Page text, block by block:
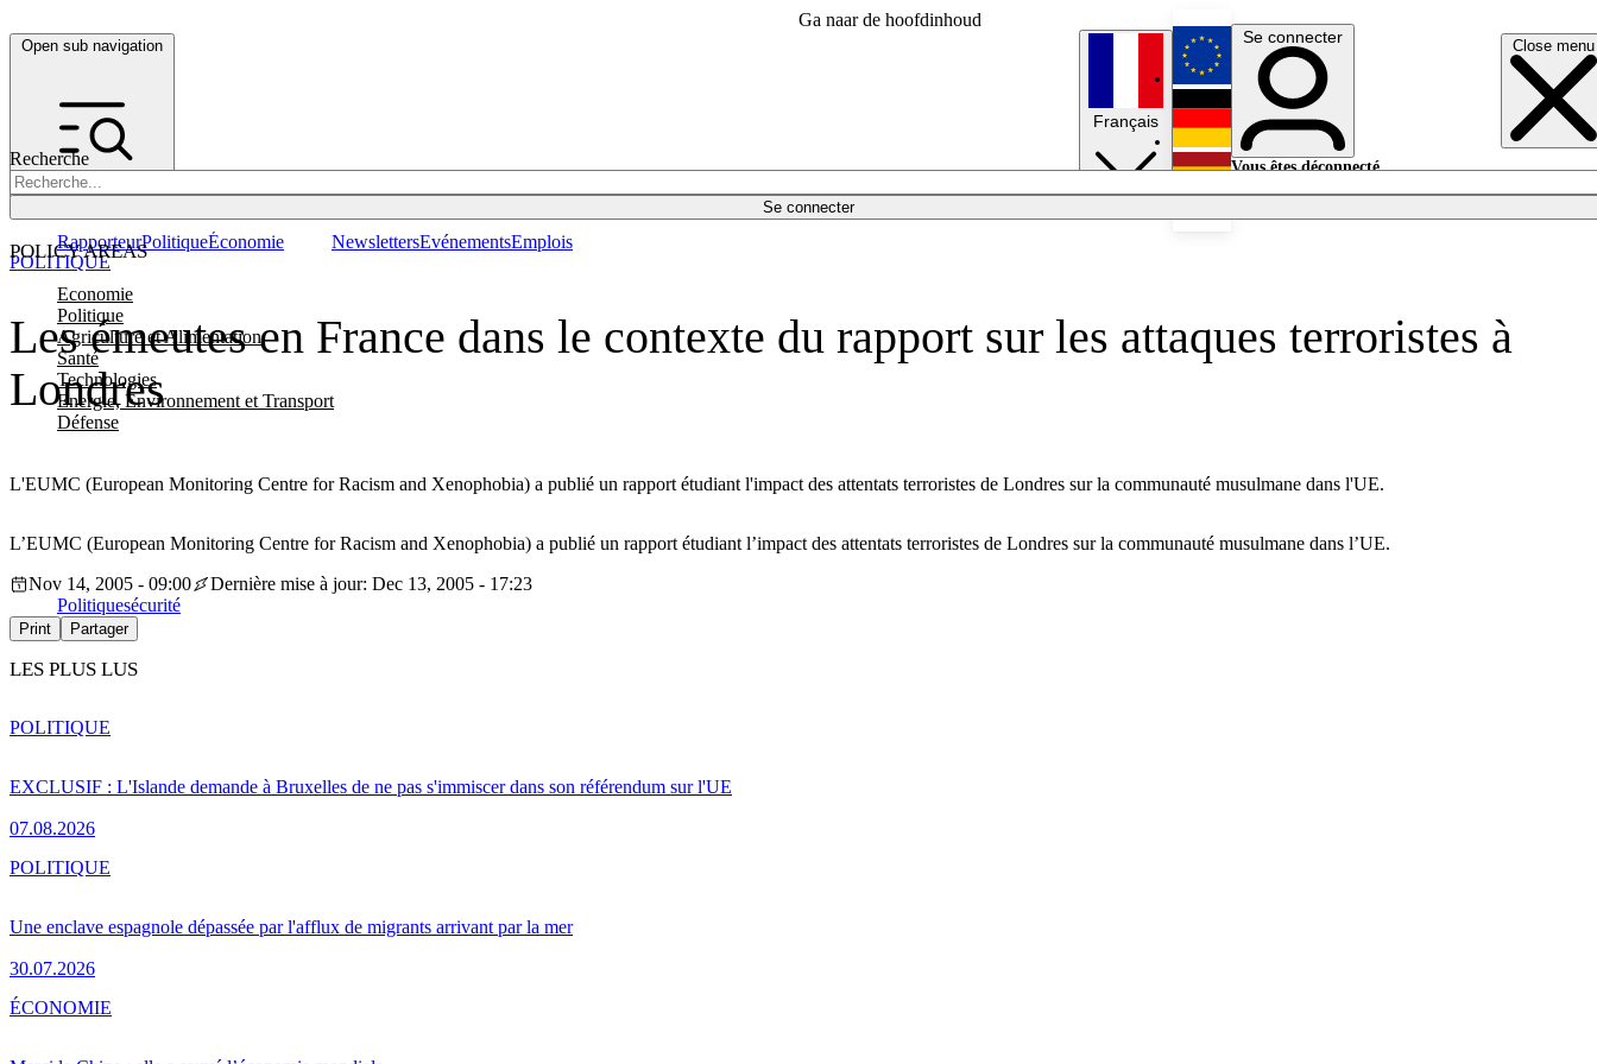
Ga naar de hoofdinhoud
Open sub navigation Close menu
Recherche
Se connecter
POLICY AREAS
Economie
Politique
Agriculture et Alimentation
Santé
Technologies
Energie, Environnement et Transport
Défense
RapporteurPolitiqueÉconomie NewslettersEvénementsEmplois
Français
English
Deutsch
Se connecter
Vous êtes déconnecté.
Les émeutes en France dans le contexte du rapport sur les attaques terroristes à
Londres
L'EUMC (European Monitoring Centre for Racism and Xenophobia) a publié un rapport étudiant l'impact des attentats terroristes de Londres sur la communauté musulmane dans l'UE.
POLITIQUE
L’EUMC (European Monitoring Centre for Racism and Xenophobia) a publié un rapport étudiant l’impact des attentats terroristes de Londres sur la communauté musulmane dans l’UE.
Nov 14, 2005 - 09:00
Dernière mise à jour: Dec 13, 2005 - 17:23
Politiquesécurité
Print Partager
LES PLUS LUS
EXCLUSIF : L'Islande demande à Bruxelles de ne pas s'immiscer dans son référendum sur l'UE
07.08.2026
POLITIQUE
Une enclave espagnole dépassée par l'afflux de migrants arrivant par la mer
30.07.2026
POLITIQUE
ÉCONOMIE